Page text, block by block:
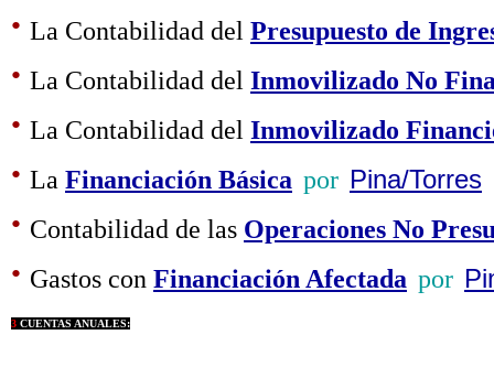
· La Contabilidad del Presupuesto de
· La Contabilidad del Inmovilizado No
· La Contabilidad del Inmovilizado
· La Financiación Básica por Pina/Torres
· Contabilidad de las Operaciones No
· Gastos con Financiación Afectada por
3 CUENTAS ANUALES: